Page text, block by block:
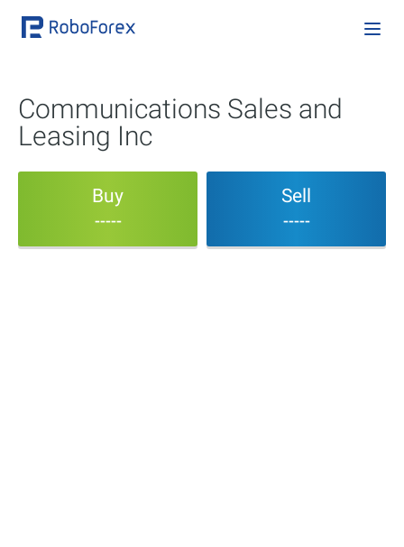
Communications Sales and
Leasing Inc
Buy
-----
Sell
-----